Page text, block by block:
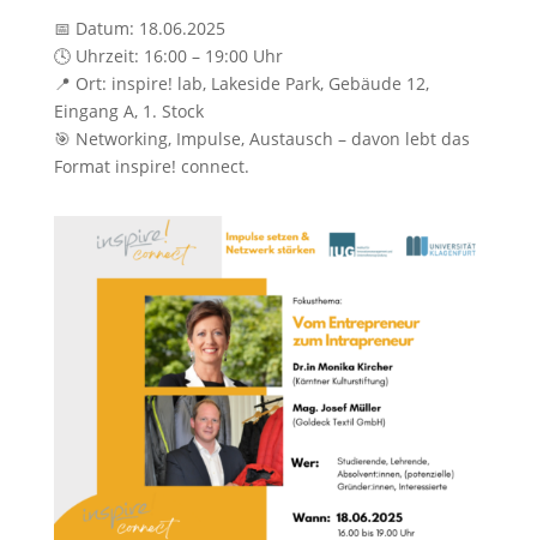
📅 Datum: 18.06.2025
🕓 Uhrzeit: 16:00 – 19:00 Uhr
📍 Ort: inspire! lab, Lakeside Park, Gebäude 12,
Eingang A, 1. Stock
🎯 Networking, Impulse, Austausch – davon lebt das
Format inspire! connect.